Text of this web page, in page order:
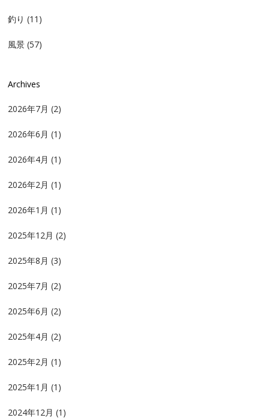
釣り (11)
風景 (57)
Archives
2026年7月 (2)
2026年6月 (1)
2026年4月 (1)
2026年2月 (1)
2026年1月 (1)
2025年12月 (2)
2025年8月 (3)
2025年7月 (2)
2025年6月 (2)
2025年4月 (2)
2025年2月 (1)
2025年1月 (1)
2024年12月 (1)